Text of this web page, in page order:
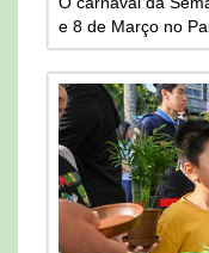
e 8 de Março no